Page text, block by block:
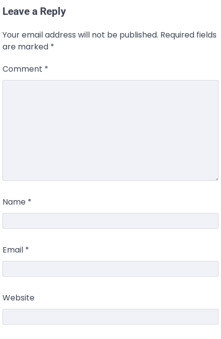
Leave a Reply
Your email address will not be published. Required fields
are marked *
Comment *
Name *
Email *
Website